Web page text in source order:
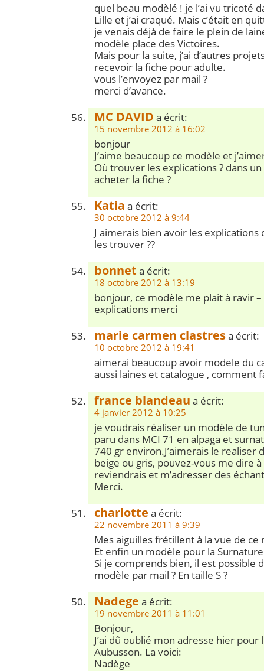
quel beau modèlé ! je l’ai vu tricoté
Lille et j’ai craqué. Mais c’était en
je venais déjà de faire le plein de
modèle place des Victoires.
Mais pour la suite, j’ai d’autres
recevoir la fiche pour adulte.
vous l’envoyez par mail ?
merci d’avance.
MC DAVID a écrit:
15 novembre 2012 à 16:02
bonjour
J’aime beaucoup ce modèle et
Où trouver les explications ? dans
acheter la fiche ?
Katia a écrit:
30 octobre 2012 à 9:44
J aimerais bien avoir les explications
les trouver ??
bonnet a écrit:
18 octobre 2012 à 13:19
bonjour, ce modèle me plait à ravir
explications merci
marie carmen clastresa écrit:
10 octobre 2012 à 19:41
aimerai beaucoup avoir modele du
aussi laines et catalogue , comment
france blandeau a écrit:
4 janvier 2012 à 10:25
je voudrais réaliser un modèle de
paru dans MCI 71 en alpaga et
740 gr environ.J’aimerais le realiser
beige ou gris, pouvez-vous me dire
reviendrais et m’adresser des
Merci.
charlotte a écrit:
22 novembre 2011 à 9:39
Mes aiguilles frétillent à la vue de
Et enfin un modèle pour la
Si je comprends bien, il est possible
modèle par mail ? En taille S ?
Nadege a écrit:
19 novembre 2011 à 11:01
Bonjour,
J’ai dû oublié mon adresse hier pour
Aubusson. La voici:
Nadège